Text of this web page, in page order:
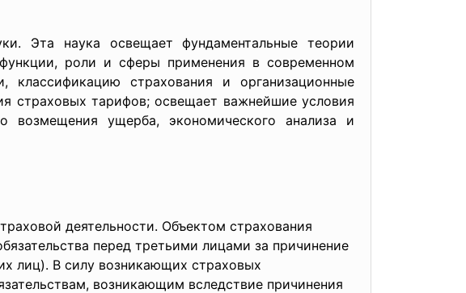
Эта наука освещает фундаментальные теории
роли и сферы применения в современном
страхования и организационные
страховых тарифов; освещает важнейшие условия
возмещения ущерба, экономического анализа и
деятельности. Объектом страхования
перед третьими лицами за причинение
лиц). В силу возникающих страховых
возникающим вследствие причинения